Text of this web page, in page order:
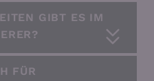
GIBT ES IM
FÜR